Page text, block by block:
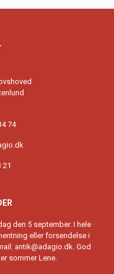
74
21
den 5 september. I hele
eller forsendelse i
antik@adagio.dk. God
sommer Lene.